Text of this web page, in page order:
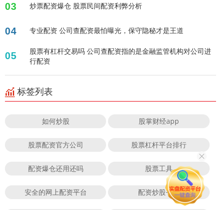
03 炒票配资爆仓 股票民间配资利弊分析
04 专业配资 公司查配资最怕曝光，保守隐秘才是王道
05
股票有杠杆交易吗 公司查配资指的是金融监管机构对公司进
行配资
标签列表
如何炒股 股掌财经app
股票配资官方公司 股票杠杆平台排行
配资爆仓还用还吗 股票工具
安全的网上配资平台 配资炒股平台